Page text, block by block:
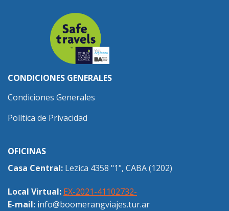
CONDICIONES GENERALES
Condiciones Generales
Política de Privacidad
OFICINAS
Casa Central: Lezica 4358 "1", CABA (1202)
Local Virtual: EX-2021-41102732-
E-mail: info@boomerangviajes.tur.ar